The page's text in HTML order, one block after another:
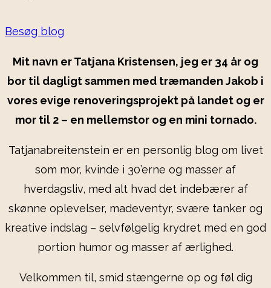
Besøg blog
Mit navn er Tatjana Kristensen, jeg er 34 år og
bor til dagligt sammen med træmanden Jakob i
vores evige renoveringsprojekt på landet og er
mor til 2 – en mellemstor og en mini tornado.
Tatjanabreitenstein er en personlig blog om livet
som mor, kvinde i 30’erne og masser af
hverdagsliv, med alt hvad det indebærer af
skønne oplevelser, madeventyr, svære tanker og
kreative indslag – selvfølgelig krydret med en god
portion humor og masser af ærlighed.
Velkommen til, smid stængerne op og føl dig